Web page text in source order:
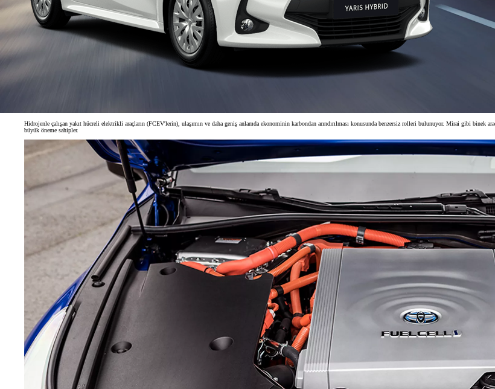
Başlangıç fiyatı
Hidrojenle çalışan yakıt hücreli elektrikli araçların (FCEV'lerin), ulaşımın ve daha geniş anlamda ekonominin karbondan arındırılması konusunda benzersiz rolleri bulunuyor. Mirai gibi binek
büyük öneme sahipler.